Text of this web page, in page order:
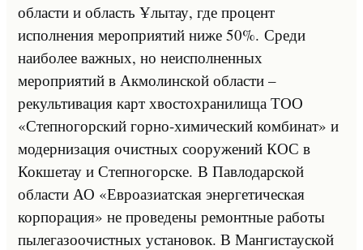
области и область Ұлытау, где процент
исполнения мероприятий ниже 50%. Среди
наиболее важных, но неисполненных
мероприятий в Акмолинской области –
рекультивация карт хвостохранилища ТОО
«Степногорский горно-химический комбинат» и
модернизация очистных сооружений КОС в
Кокшетау и Степногорске. В Павлодарской
области АО «Евроазиатская энергетическая
корпорация» не проведены ремонтные работы
пылегазоочистных установок. В Мангистауской